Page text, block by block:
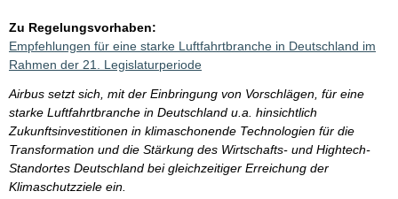
Zu Regelungsvorhaben:
Empfehlungen für eine starke Luftfahrtbranche in Deutschland im
Rahmen der 21. Legislaturperiode
Airbus setzt sich, mit der Einbringung von Vorschlägen, für eine
starke Luftfahrtbranche in Deutschland u.a. hinsichtlich
Zukunftsinvestitionen in klimaschonende Technologien für die
Transformation und die Stärkung des Wirtschafts- und Hightech-
Standortes Deutschland bei gleichzeitiger Erreichung der
Klimaschutzziele ein.